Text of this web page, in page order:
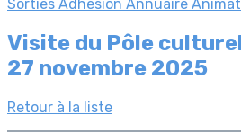
Sorties Adhésion Annuaire
Visite du Pôle
27 novembre 2025
Retour à la liste